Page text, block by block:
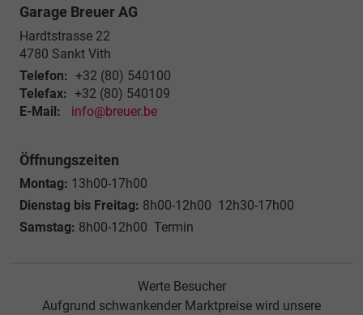
Garage Breuer AG
Hardtstrasse 22
4780 Sankt Vith
Telefon: +32 (80) 540100
Telefax: +32 (80) 540109
E-Mail:
info@breuer.be
Öffnungszeiten
Montag: 13h00-17h00
Dienstag bis Freitag: 8h00-12h00 12h30-17h00
Samstag: 8h00-12h00 Termin
Werte Besucher
Aufgrund schwankender Marktpreise wird unsere